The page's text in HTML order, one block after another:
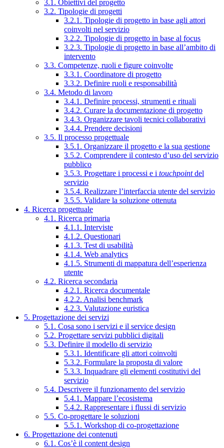
3.1. Obiettivi del progetto
3.2. Tipologie di progetti
3.2.1. Tipologie di progetto in base agli attori
coinvolti nel servizio
3.2.2. Tipologie di progetto in base al focus
3.2.3. Tipologie di progetto in base all’ambito di
intervento
3.3. Competenze, ruoli e figure coinvolte
3.3.1. Coordinatore di progetto
3.3.2. Definire ruoli e responsabilità
3.4. Metodo di lavoro
3.4.1. Definire processi, strumenti e rituali
3.4.2. Curare la documentazione di progetto
3.4.3. Organizzare tavoli tecnici collaborativi
3.4.4. Prendere decisioni
3.5. Il processo progettuale
3.5.1. Organizzare il progetto e la sua gestione
3.5.2. Comprendere il contesto d’uso del servizio
pubblico
3.5.3. Progettare i processi e i touchpointdel
servizio
3.5.4. Realizzare l’interfaccia utente del servizio
3.5.5. Validare la soluzione ottenuta
4. Ricerca progettuale
4.1. Ricerca primaria
4.1.1. Interviste
4.1.2. Questionari
4.1.3. Test di usabilità
4.1.4. Web analytics
4.1.5. Strumenti di mappatura dell’esperienza
utente
4.2. Ricerca secondaria
4.2.1. Ricerca documentale
4.2.2. Analisi benchmark
4.2.3. Valutazione euristica
5. Progettazione dei servizi
5.1. Cosa sono i servizi e il service design
5.2. Progettare servizi pubblici digitali
5.3. Definire il modello di servizio
5.3.1. Identificare gli attori coinvolti
5.3.2. Formulare la proposta di valore
5.3.3. Inquadrare gli elementi costitutivi del
servizio
5.4. Descrivere il funzionamento del servizio
5.4.1. Mappare l’ecosistema
5.4.2. Rappresentare i flussi di servizio
5.5. Co-progettare le soluzioni
5.5.1. Workshop di co-progettazione
6. Progettazione dei contenuti
6.1. Cos’è il content design